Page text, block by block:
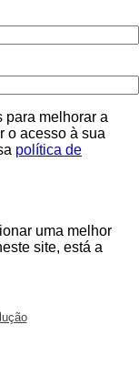
para melhorar a
o acesso à sua
política de
uma melhor
site, está a